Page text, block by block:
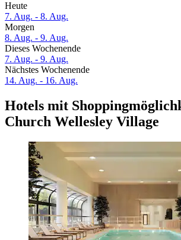
Heute
7. Aug. - 8. Aug.
Morgen
8. Aug. - 9. Aug.
Dieses Wochenende
7. Aug. - 9. Aug.
Nächstes Wochenende
14. Aug. - 16. Aug.
Hotels mit
Church Wellesley Village